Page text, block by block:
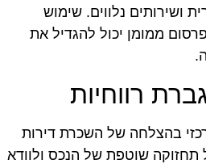
ושירותים נלווים. שימוש
ממומן יכול להגדיל את
רווחיות
בהצלחה של השכרת דירות
שוטפת של הנכס ולוודא